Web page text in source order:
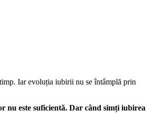
Iar evoluția iubirii nu se întâmplă prin
nu este suficientă. Dar când simți iubirea